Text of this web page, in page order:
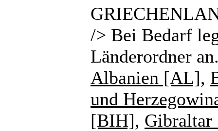
/> Bei Bedarf
Länderordner
Albanien [AL],
und
[BIH], Gibraltar